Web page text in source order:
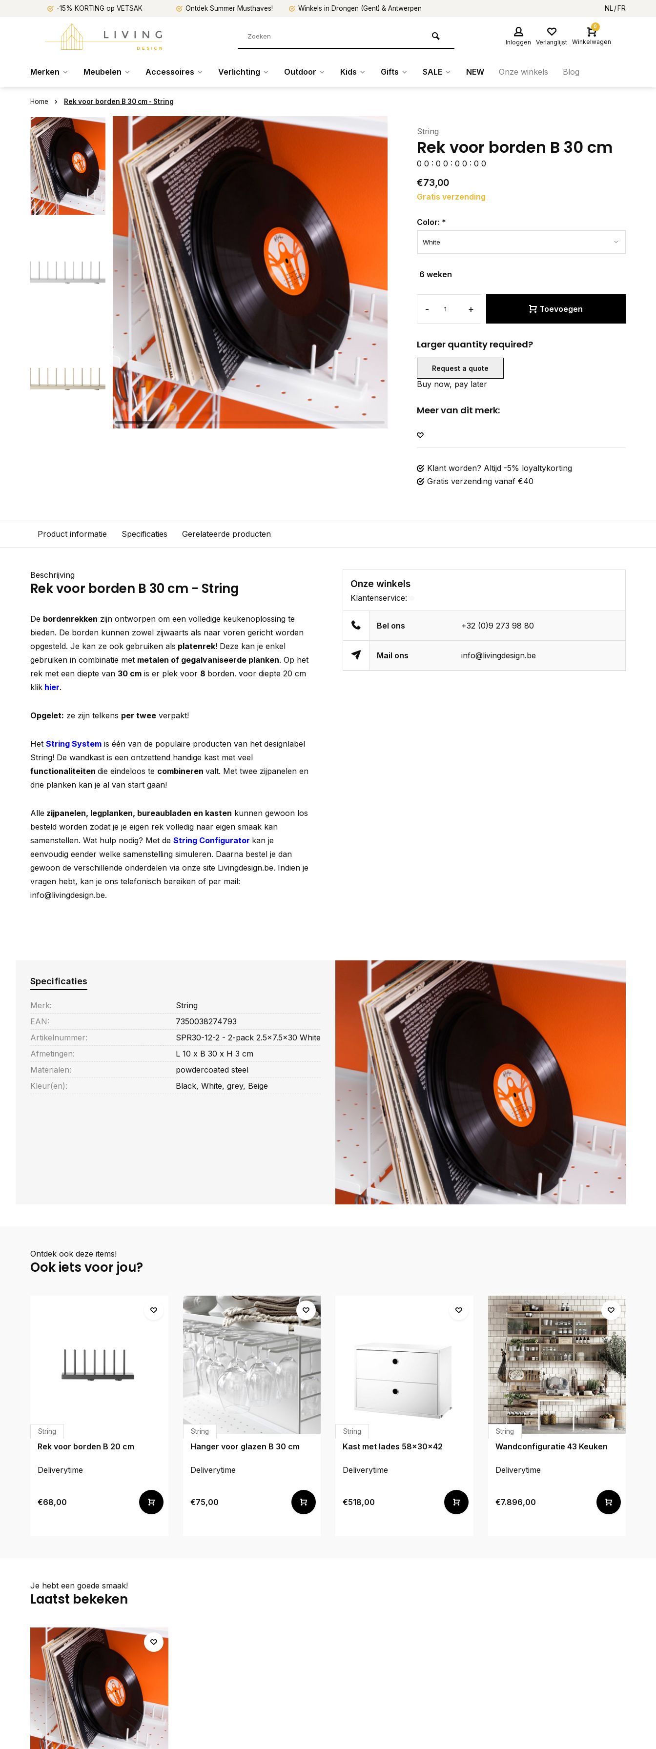
-15% KORTING op VETSAK Ontdek Summer Musthaves! Winkels in Drongen (Gent) & Antwerpen NL FR
Inloggen Verlanglijst
0
Winkelwagen
Merken Meubelen Accessoires Verlichting Outdoor Kids Gifts SALE NEW Onze winkels Blog
Home Rek voor borden B 30 cm - String
String
Rek voor borden B 30 cm
0 0 : 0 0 : 0 0 : 0 0
€73,00
Gratis verzending
Color: *
6 weken
- + Toevoegen
Larger quantity required?
Request a quote
Buy now, pay later
Meer van dit merk:
Klant worden? Altijd -5% loyaltykorting
Gratis verzending vanaf €40
Product informatie Specificaties Gerelateerde producten
Beschrijving
Rek voor borden B 30 cm - String
De bordenrekken zijn ontworpen om een volledige keukenoplossing te
bieden. De borden kunnen zowel zijwaarts als naar voren gericht worden
opgesteld. Je kan ze ook gebruiken als platenrek! Deze kan je enkel
gebruiken in combinatie met metalen of gegalvaniseerde planken. Op het
rek met een diepte van 30 cm is er plek voor 8 borden. voor diepte 20 cm
klik hier.
Opgelet: ze zijn telkens per twee verpakt!
Het String System is één van de populaire producten van het designlabel
String! De wandkast is een ontzettend handige kast met veel
functionaliteiten die eindeloos te combineren valt. Met twee zijpanelen en
drie planken kan je al van start gaan!
Alle zijpanelen, legplanken, bureaubladen en kasten kunnen gewoon los
besteld worden zodat je je eigen rek volledig naar eigen smaak kan
samenstellen. Wat hulp nodig? Met de String Configurator kan je
eenvoudig eender welke samenstelling simuleren. Daarna bestel je dan
gewoon de verschillende onderdelen via onze site Livingdesign.be. Indien je
vragen hebt, kan je ons telefonisch bereiken of per mail:
info@livingdesign.be.
Onze winkels
Klantenservice:
Bel ons +32 (0)9 273 98 80
Mail ons info@livingdesign.be
Specificaties
Merk:
String
EAN:
7350038274793
Artikelnummer:
SPR30-12-2 - 2-pack 2.5x7.5x30 White
Afmetingen:
L 10 x B 30 x H 3 cm
Materialen:
powdercoated steel
Kleur(en):
Black, White, grey, Beige
Ontdek ook deze items!
Ook iets voor jou?
String
Rek voor borden B 20 cm
Deliverytime
€68,00
String
Hanger voor glazen B 30 cm
Deliverytime
€75,00
String
Kast met lades 58x30x42
Deliverytime
€518,00
String
Wandconfiguratie 43 Keuken
Deliverytime
€7.896,00
Je hebt een goede smaak!
Laatst bekeken